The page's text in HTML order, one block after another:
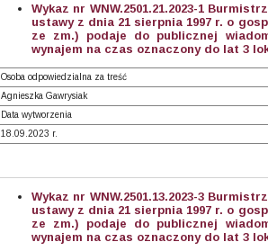
Wykaz nr WNW.2501.21.2023-1
ustawy z dnia 21 sierpnia 1997 r. o
ze zm.) podaje do publicznej
wynajem na czas oznaczony do lat 3
Osoba odpowiedzialna za treść
Agnieszka Gawrysiak
Data wytworzenia
18.09.2023 r.
Wykaz nr WNW.2501.13.2023-3
ustawy z dnia 21 sierpnia 1997 r. o
ze zm.) podaje do publicznej
wynajem na czas oznaczony do lat 3